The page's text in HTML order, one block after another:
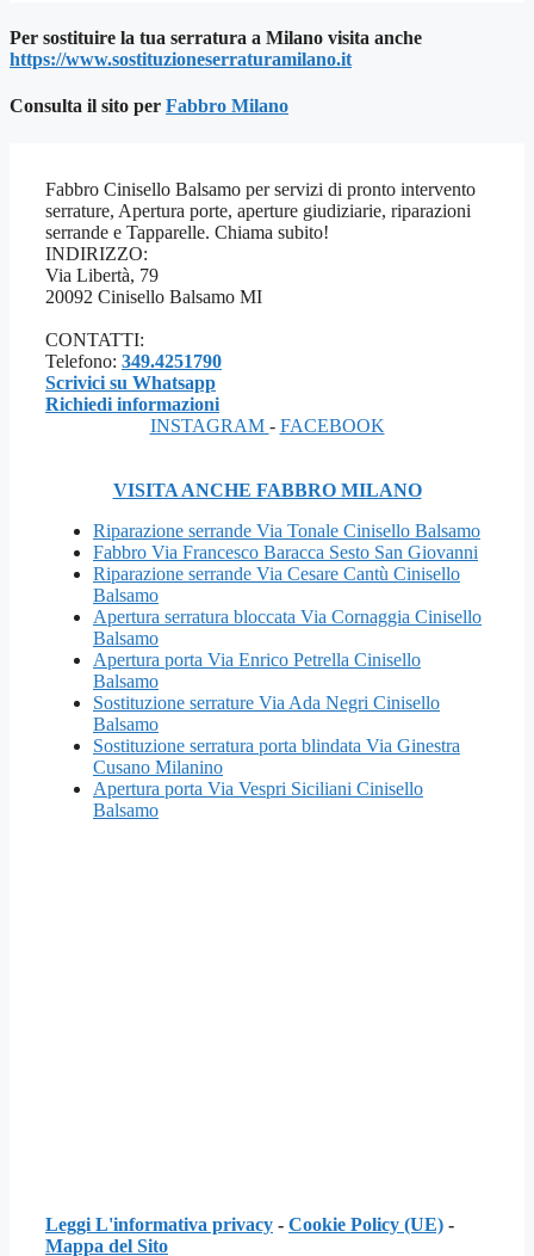
Per sostituire la tua serratura a Milano visita anche
https://www.sostituzioneserraturamilano.it
Consulta il sito per Fabbro Milano
Fabbro Cinisello Balsamo per servizi di pronto intervento
serrature, Apertura porte, aperture giudiziarie, riparazioni
serrande e Tapparelle. Chiama subito!
INDIRIZZO:
Via Libertà, 79
20092 Cinisello Balsamo MI
CONTATTI:
Telefono: 349.4251790
Scrivici su Whatsapp
Richiedi informazioni
INSTAGRAM - FACEBOOK
VISITA ANCHE FABBRO MILANO
Riparazione serrande Via Tonale Cinisello Balsamo
Fabbro Via Francesco Baracca Sesto San Giovanni
Riparazione serrande Via Cesare Cantù Cinisello
Balsamo
Apertura serratura bloccata Via Cornaggia Cinisello
Balsamo
Apertura porta Via Enrico Petrella Cinisello
Balsamo
Sostituzione serrature Via Ada Negri Cinisello
Balsamo
Sostituzione serratura porta blindata Via Ginestra
Cusano Milanino
Apertura porta Via Vespri Siciliani Cinisello
Balsamo
Leggi L'informativa privacy - Cookie Policy (UE) -
Mappa del Sito